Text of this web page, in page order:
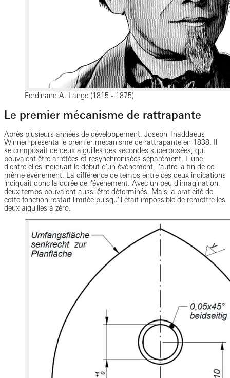
Ferdinand A. Lange (1815 - 1875)
Le premier mécanisme de rattrapante
Après plusieurs années de développement, Joseph Thaddaeus
Winnerl présenta le premier mécanisme de rattrapante en 1838. Il
se composait de deux aiguilles des secondes superposées, qui
pouvaient être arrêtées et resynchronisées séparément. L'une
d'entre elles indiquait le début d'un événement, l'autre la fin de ce
même événement. La différence de temps entre ces deux indications
indiquait donc la durée de l'événement. Avec un peu d'imagination,
deux temps pouvaient aussi être déterminés. Mais la praticité de
cette fonction restait limitée puisqu'il était impossible de remettre les
deux aiguilles à zéro.